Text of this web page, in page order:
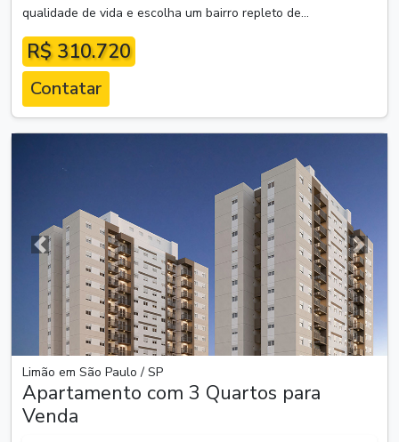
qualidade de vida e escolha um bairro repleto de...
R$ 310.720
Contatar
Anterior
Limão em São Paulo / SP
Apartamento com 3 Quartos para
Venda